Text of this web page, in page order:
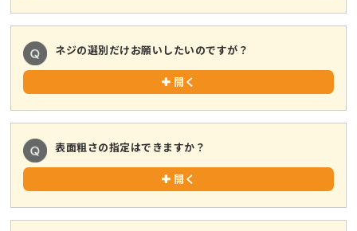
ネジの選別だけお願いしたいのですが？
開く
表面粗さの指定はできますか？
開く